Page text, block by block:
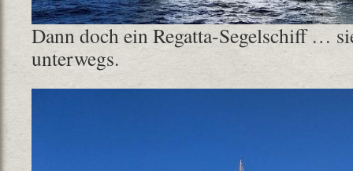
Dann doch ein Regatta-Segelschiff …
unterwegs.